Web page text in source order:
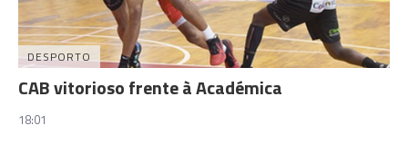
DESPORTO
CAB vitorioso frente à Académica
18:01